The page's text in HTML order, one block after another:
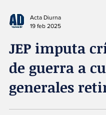
Acta Diurna
19 feb 2025
JEP imputa
de guerra a